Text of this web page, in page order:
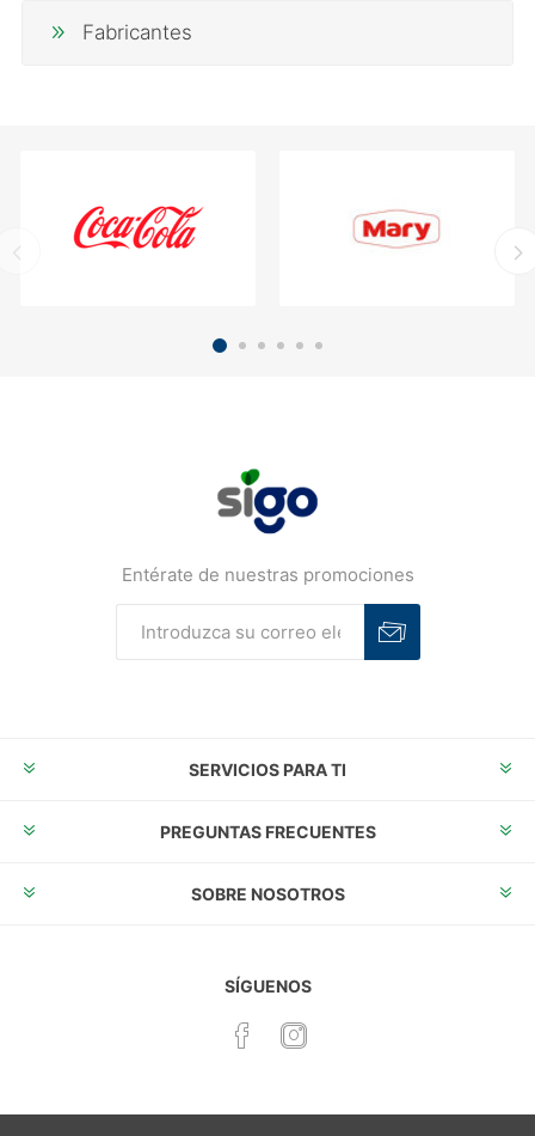
Fabricantes
Entérate de nuestras promociones
SERVICIOS PARA TI
PREGUNTAS FRECUENTES
SOBRE NOSOTROS
SÍGUENOS